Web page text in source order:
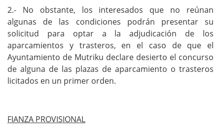
2.- No obstante, los interesados que no reúnan
algunas de las condiciones podrán presentar su
solicitud para optar a la adjudicación de los
aparcamientos y trasteros, en el caso de que el
Ayuntamiento de Mutriku declare desierto el concurso
de alguna de las plazas de aparcamiento o trasteros
licitados en un primer orden.
FIANZA PROVISIONAL